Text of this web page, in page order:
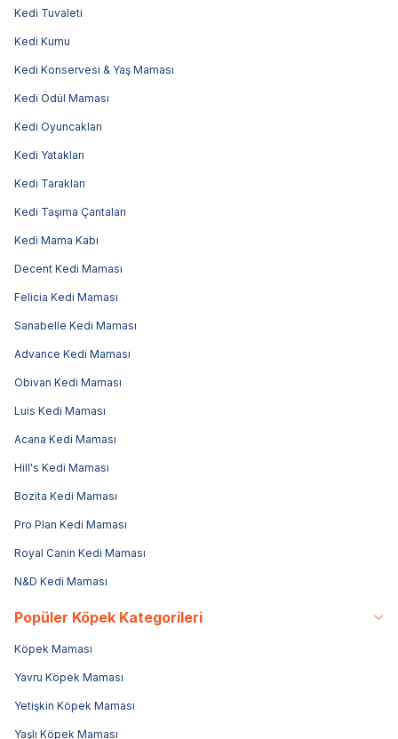
Kedi Tuvaleti
Kedi Kumu
Kedi Konservesi & Yaş Maması
Kedi Ödül Maması
Kedi Oyuncakları
Kedi Yatakları
Kedi Tarakları
Kedi Taşıma Çantaları
Kedi Mama Kabı
Decent Kedi Maması
Felicia Kedi Maması
Sanabelle Kedi Maması
Advance Kedi Maması
Obivan Kedi Maması
Luis Kedi Maması
Acana Kedi Maması
Hill's Kedi Maması
Bozita Kedi Maması
Pro Plan Kedi Maması
Royal Canin Kedi Maması
N&D Kedi Maması
Popüler Köpek Kategorileri
Köpek Maması
Yavru Köpek Maması
Yetişkin Köpek Maması
Yaşlı Köpek Maması